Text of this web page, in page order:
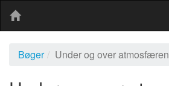
Bøger
Under og over atmosfæren